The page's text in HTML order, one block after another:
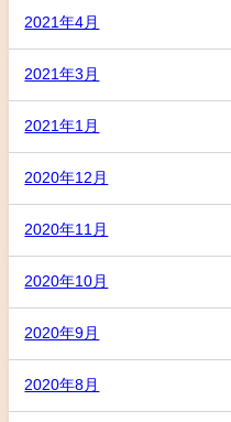
2021年4月
2021年3月
2021年1月
2020年12月
2020年11月
2020年10月
2020年9月
2020年8月